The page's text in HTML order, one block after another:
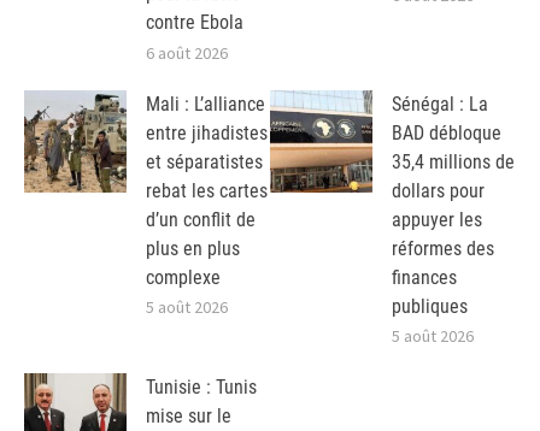
contre Ebola
6 août 2026
Mali : L’alliance
entre jihadistes
et séparatistes
rebat les cartes
d’un conflit de
plus en plus
complexe
5 août 2026
Sénégal : La
BAD débloque
35,4 millions de
dollars pour
appuyer les
réformes des
finances
publiques
5 août 2026
Tunisie : Tunis
mise sur le